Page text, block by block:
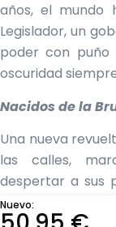
años, el mundo
Legislador, un
poder con
oscuridad
Nacidos de la
Una nueva
las calles,
despertar a sus
dones de los
Nuevo: